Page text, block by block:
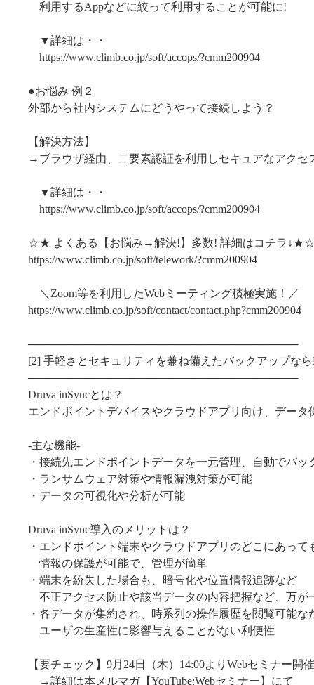
利用するAppなどに絞って利用することが可能に!
▼詳細は・・
https://www.climb.co.jp/soft/accops/?cmm200904
●お悩み 例２
外部から社内システムにどうやって接続しよう？
【解決方法】
→ブラウザ経由、二要素認証を利用しセキュアなアクセ
▼詳細は・・
https://www.climb.co.jp/soft/accops/?cmm200904
☆★ よくある【お悩み→解決!】多数! 詳細はコチラ
https://www.climb.co.jp/soft/telework/?cmm200904
＼Zoom等を利用したWebミーティング積極実施！／
https://www.climb.co.jp/soft/contact/contact.php?cmm200904
───────────────────────────────────
[2] 手軽さとセキュリティを兼ね備えたバックアップなら
───────────────────────────────────
Druva inSyncとは？
エンドポイントデバイスやクラウドアプリ向け、データ
-主な機能-
・接続先エンドポイントデータを一元管理、自動でバ
・ランサムウェア対策や情報漏洩対策が可能
・データの可視化や分析が可能
Druva inSync導入のメリットは？
・エンドポイント端末やクラウドアプリのどこにあって
情報の保護が可能で、管理が簡単
・端末を紛失した場合も、暗号化や位置情報追跡など
不正アクセス防止や該当データの内容把握など、万が
・各データが集約され、時系列の操作履歴を閲覧可能な
ユーザの生産性に影響与えることがない利便性
【要チェック】9月24日（木）14:00よりWebセミナー開催
→詳細は本メルマガ【YouTube:Webセミナー】にて